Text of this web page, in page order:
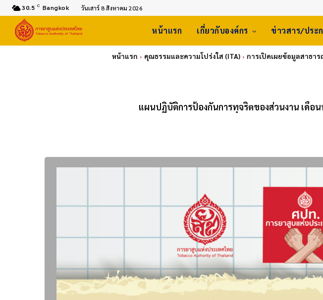
30.5 C Bangkok วันเสาร์ 8 สิงหาคม 2026
หน้าแรก เกี่ยวกับองค์กร ข่าวสาร/ประ
หน้าแรก คุณธรรมและความโปร่งใส (ITA) การเปิดเผยข้อมูลสาธาร
แผนปฏิบัติการป้องกันการทุจริตของส่วนงาน เดือ